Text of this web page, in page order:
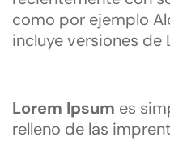
como por ejemplo
incluye versiones de
Lorem Ipsum es
relleno de las